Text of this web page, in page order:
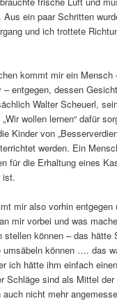
ein paar Schritten
und ich trottete
kommt mir ein Mensch
– entgegen, dessen
Walter Scheuerl,
wollen lernen“ dafür
Kinder von
werden. Ein
für die Erhaltung eines
ist.
mir also vorhin entgegen
mir vorbei und was
stellen können – das hätte
umsäbeln können …. das
ich hätte ihm einfach
Schläge sind als Mittel
nicht mehr